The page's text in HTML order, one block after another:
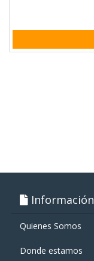
Información
Quienes Somos
Donde estamos